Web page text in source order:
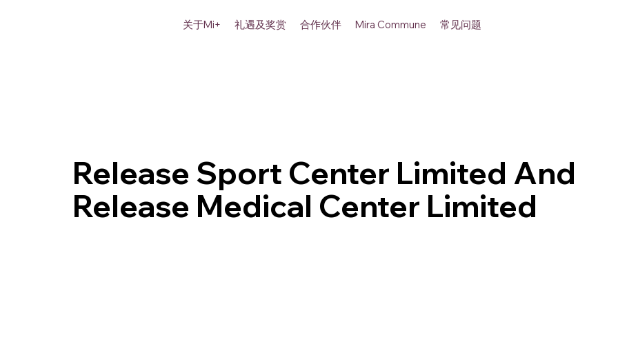
关于Mi+ 礼遇及奖赏 合作伙伴 Mira Commune 常见问题
Release Sport Center Limited And
Release Medical Center Limited